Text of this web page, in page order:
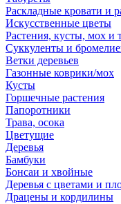
Раскладные кровати и
Искусственные цветы
Растения, кусты, мох и
Суккуленты и
Ветки деревьев
Газонные коврики/мох
Кусты
Горшечные растения
Папоротники
Трава, осока
Цветущие
Деревья
Бамбуки
Бонсаи и хвойные
Деревья с цветами и
Драцены и кордилины